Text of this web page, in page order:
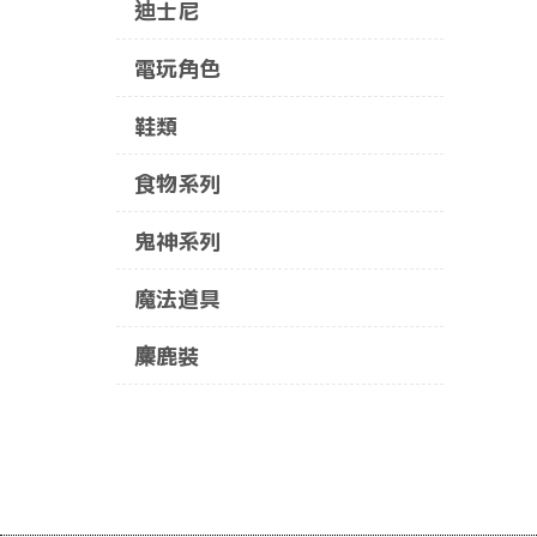
迪士尼
電玩角色
鞋類
食物系列
鬼神系列
魔法道具
麋鹿裝